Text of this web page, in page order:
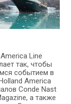
Line
так, чтобы
событием в
America
Conde Nast
а также